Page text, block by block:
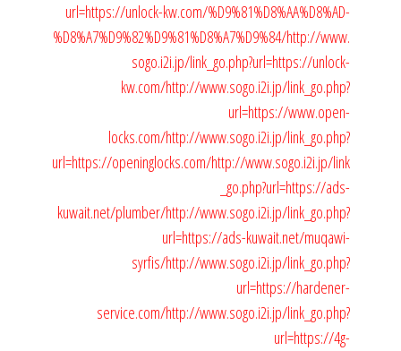
url=https://unlock-kw.com/%D9%81%D8%AA%D8%AD-
%D8%A7%D9%82%D9%81%D8%A7%D9%84/http://www.
sogo.i2i.jp/link_go.php?url=https://unlock-
kw.com/http://www.sogo.i2i.jp/link_go.php?
url=https://www.open-
locks.com/http://www.sogo.i2i.jp/link_go.php?
url=https://openinglocks.com/http://www.sogo.i2i.jp/link
_go.php?url=https://ads-
kuwait.net/plumber/http://www.sogo.i2i.jp/link_go.php?
url=https://ads-kuwait.net/muqawi-
syrfis/http://www.sogo.i2i.jp/link_go.php?
url=https://hardener-
service.com/http://www.sogo.i2i.jp/link_go.php?
url=https://4g-